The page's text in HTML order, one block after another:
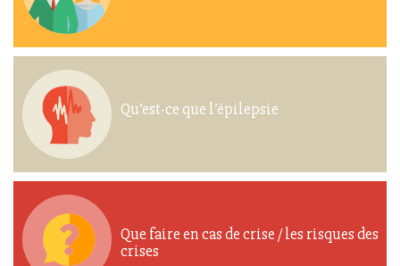
Qu’est-ce que l’épilepsie
Que faire en cas de crise / les risques des
crises